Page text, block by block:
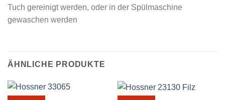
Tuch gereinigt werden, oder in der Spülmaschine
gewaschen werden
ÄHNLICHE PRODUKTE